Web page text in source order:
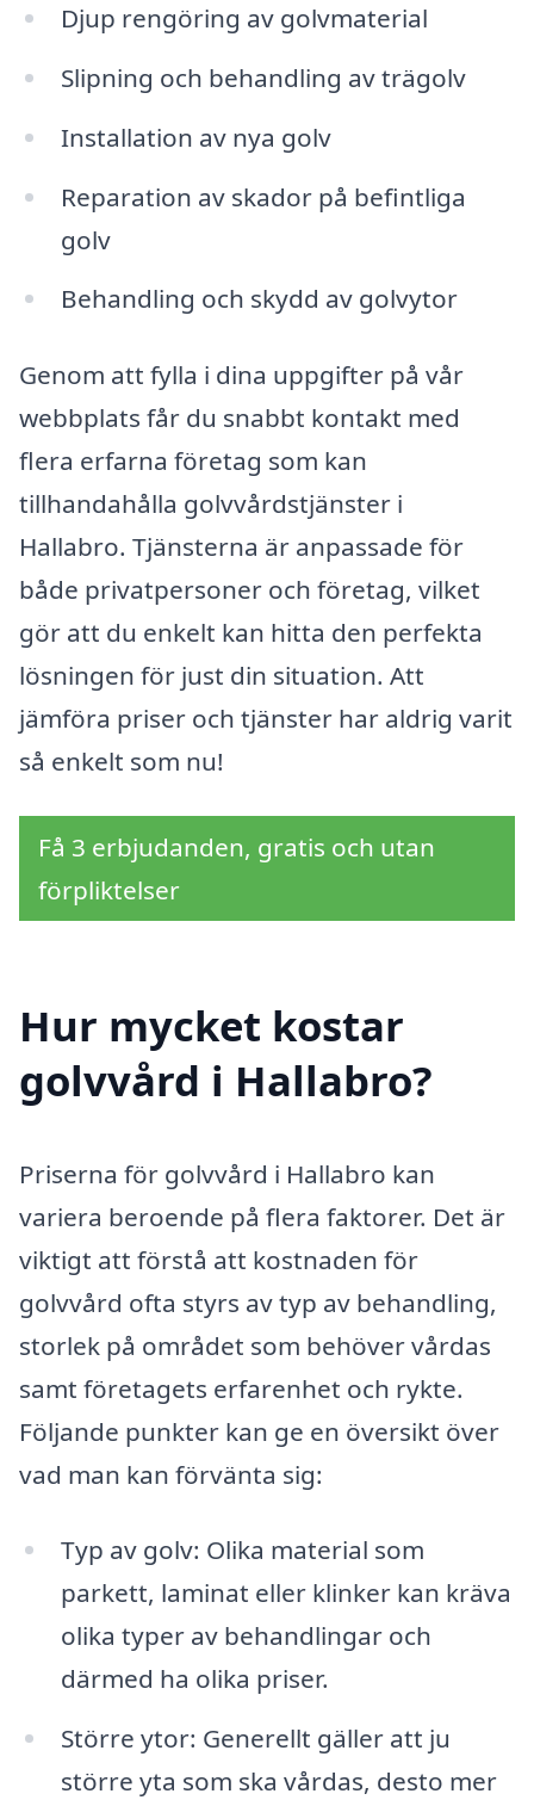
Djup rengöring av golvmaterial
Slipning och behandling av trägolv
Installation av nya golv
Reparation av skador på befintliga
golv
Behandling och skydd av golvytor
Genom att fylla i dina uppgifter på vår
webbplats får du snabbt kontakt med
flera erfarna företag som kan
tillhandahålla golvvårdstjänster i
Hallabro. Tjänsterna är anpassade för
både privatpersoner och företag, vilket
gör att du enkelt kan hitta den perfekta
lösningen för just din situation. Att
jämföra priser och tjänster har aldrig varit
så enkelt som nu!
Få 3 erbjudanden, gratis och utan
förpliktelser
Hur mycket kostar
golvvård i Hallabro?
Priserna för golvvård i Hallabro kan
variera beroende på flera faktorer. Det är
viktigt att förstå att kostnaden för
golvvård ofta styrs av typ av behandling,
storlek på området som behöver vårdas
samt företagets erfarenhet och rykte.
Följande punkter kan ge en översikt över
vad man kan förvänta sig:
Typ av golv: Olika material som
parkett, laminat eller klinker kan kräva
olika typer av behandlingar och
därmed ha olika priser.
Större ytor: Generellt gäller att ju
större yta som ska vårdas, desto mer